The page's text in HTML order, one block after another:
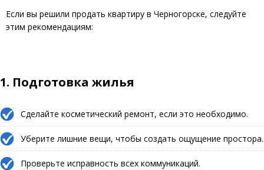
Если вы решили продать квартиру в Черногорске, следуйте
этим рекомендациям:
1. Подготовка жилья
Сделайте косметический ремонт, если это необходимо.
Уберите лишние вещи, чтобы создать ощущение простора.
Проверьте исправность всех коммуникаций.